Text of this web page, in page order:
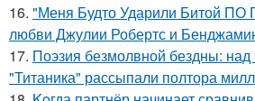
16. "Меня Будто Ударили Битой ПО
любви Джулии Робертс и
17. Поэзия безмолвной бездны: над
"Титаника" рассыпали полтора